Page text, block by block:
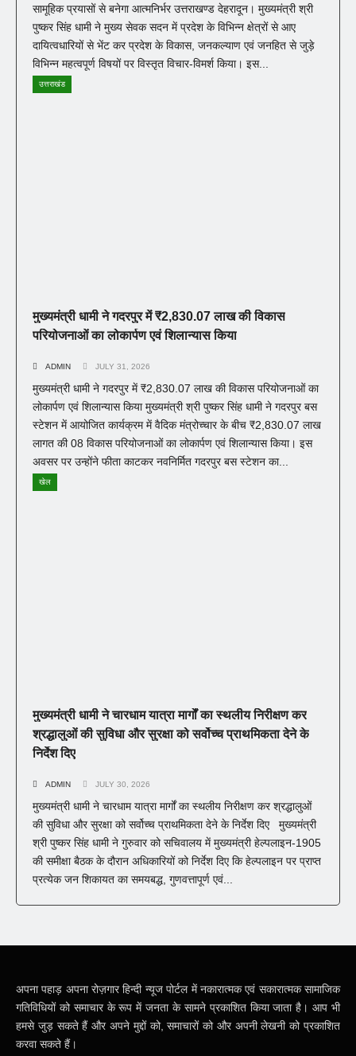
सामूहिक प्रयासों से बनेगा आत्मनिर्भर उत्तराखण्ड देहरादून। मुख्यमंत्री श्री
पुष्कर सिंह धामी ने मुख्य सेवक सदन में प्रदेश के विभिन्न क्षेत्रों से आए
दायित्वधारियों से भेंट कर प्रदेश के विकास, जनकल्याण एवं जनहित से जुड़े
विभिन्न महत्वपूर्ण विषयों पर विस्तृत विचार-विमर्श किया। इस...
उत्तराखंड
मुख्यमंत्री धामी ने गदरपुर में ₹2,830.07 लाख की विकास
परियोजनाओं का लोकार्पण एवं शिलान्यास किया
ADMIN JULY 31, 2026
मुख्यमंत्री धामी ने गदरपुर में ₹2,830.07 लाख की विकास परियोजनाओं का
लोकार्पण एवं शिलान्यास किया मुख्यमंत्री श्री पुष्कर सिंह धामी ने गदरपुर बस
स्टेशन में आयोजित कार्यक्रम में वैदिक मंत्रोच्चार के बीच ₹2,830.07 लाख
लागत की 08 विकास परियोजनाओं का लोकार्पण एवं शिलान्यास किया। इस
अवसर पर उन्होंने फीता काटकर नवनिर्मित गदरपुर बस स्टेशन का...
खेल
मुख्यमंत्री धामी ने चारधाम यात्रा मार्गों का स्थलीय निरीक्षण कर
श्रद्धालुओं की सुविधा और सुरक्षा को सर्वोच्च प्राथमिकता देने के
निर्देश दिए
ADMIN JULY 30, 2026
मुख्यमंत्री धामी ने चारधाम यात्रा मार्गों का स्थलीय निरीक्षण कर श्रद्धालुओं
की सुविधा और सुरक्षा को सर्वोच्च प्राथमिकता देने के निर्देश दिए मुख्यमंत्री
श्री पुष्कर सिंह धामी ने गुरुवार को सचिवालय में मुख्यमंत्री हेल्पलाइन-1905
की समीक्षा बैठक के दौरान अधिकारियों को निर्देश दिए कि हेल्पलाइन पर प्राप्त
प्रत्येक जन शिकायत का समयबद्ध, गुणवत्तापूर्ण एवं...
अपना पहाड़ अपना रोज़गार हिन्दी न्यूज पोर्टल में नकारात्मक एवं सकारात्मक सामाजिक
गतिविधियों को समाचार के रूप में जनता के सामने प्रकाशित किया जाता है। आप भी
हमसे जुड़ सकते हैं और अपने मुद्दों को, समाचारों को और अपनी लेखनी को प्रकाशित
करवा सकते हैं।